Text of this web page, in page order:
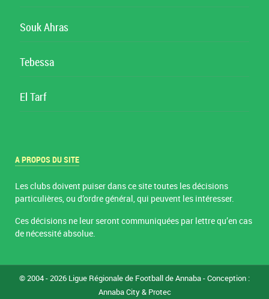
Souk Ahras
Tebessa
El Tarf
A PROPOS DU SITE
Les clubs doivent puiser dans ce site toutes les décisions
particulières, ou d’ordre général, qui peuvent les intéresser.
Ces décisions ne leur seront communiquées par lettre qu’en cas
de nécessité absolue.
© 2004 - 2026 Ligue Régionale de Football de Annaba - Conception :
Annaba City& Protec